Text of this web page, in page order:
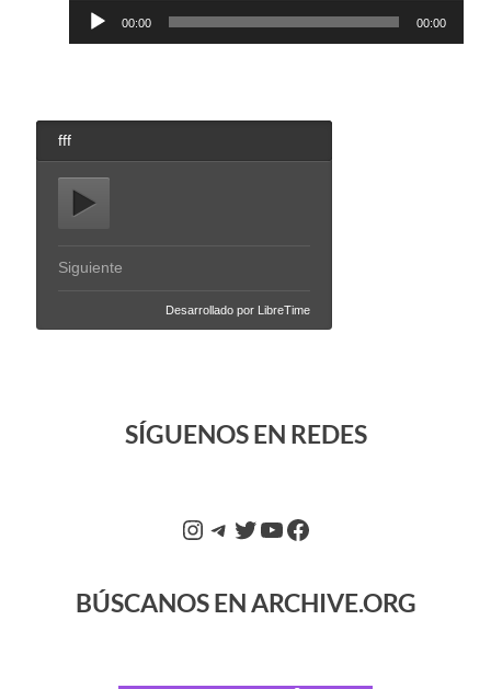
Reproductor
00:00 00:00
SÍGUENOS EN REDES
BÚSCANOS EN ARCHIVE.ORG